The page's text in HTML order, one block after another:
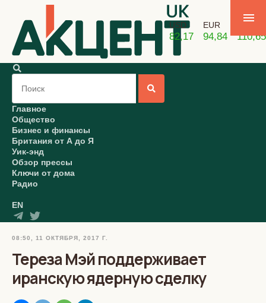
USD
82,17
EUR
94,84 110,65
Главное
Общество
Бизнес и финансы
Британия от А до Я
Уик-энд
Обзор прессы
Ключи от дома
Радио
EN
08:50, 11 ОКТЯБРЯ, 2017 Г.
Тереза Мэй поддерживает
иранскую ядерную сделку